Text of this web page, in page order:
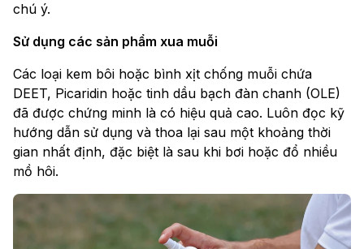
chú ý.
Sử dụng các sản phẩm xua muỗi
Các loại kem bôi hoặc bình xịt chống muỗi chứa
DEET, Picaridin hoặc tinh dầu bạch đàn chanh (OLE)
đã được chứng minh là có hiệu quả cao. Luôn đọc kỹ
hướng dẫn sử dụng và thoa lại sau một khoảng thời
gian nhất định, đặc biệt là sau khi bơi hoặc đổ nhiều
mồ hôi.